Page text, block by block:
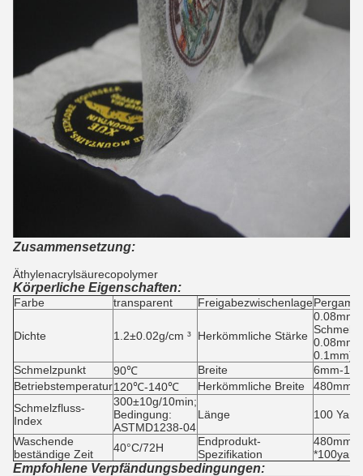
Zusammensetzung:
Äthylenacrylsäurecopolymer
Körperliche Eigenschaften:
Farbe transparent Freigabezwischenlage
Dichte 1.2±0.02g/cm ³ Herkömmliche Stärke
0.08mm
Schmelze
0.1mm)
Schmelzpunkt
90℃ Breite
6mm-
Betriebstemperatur120℃-140℃ Herkömmliche Breite
480mm
Schmelzfluss-
Index
300±10g/10min;
Bedingung:
ASTMD1238-04
Länge 100
Waschende
beständige Zeit
40°C/72H
Endprodukt-
Spezifikation
480mm
Empfohlene Verpfändungsbedingungen: